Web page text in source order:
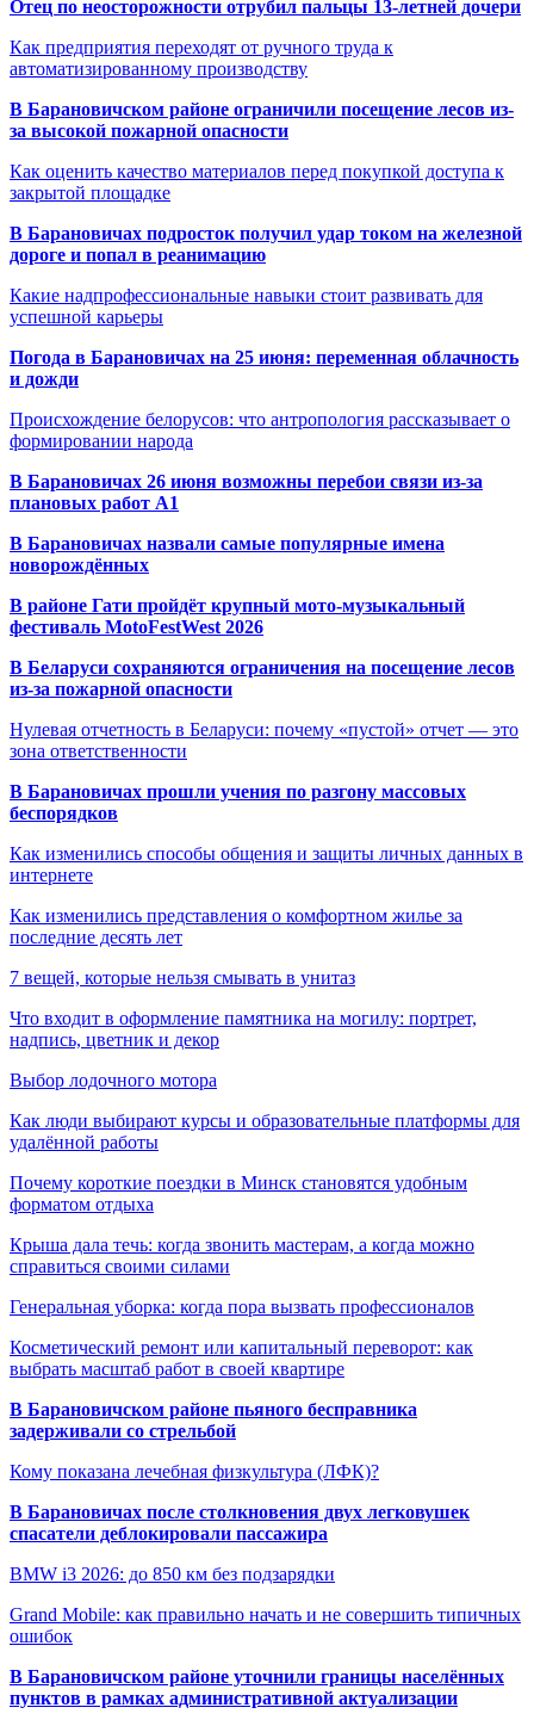
Отец по неосторожности отрубил пальцы 13-летней дочери
Как предприятия переходят от ручного труда к
автоматизированному производству
В Барановичском районе ограничили посещение лесов из-
за высокой пожарной опасности
Как оценить качество материалов перед покупкой доступа к
закрытой площадке
В Барановичах подросток получил удар током на железной
дороге и попал в реанимацию
Какие надпрофессиональные навыки стоит развивать для
успешной карьеры
Погода в Барановичах на 25 июня: переменная облачность
и дожди
Происхождение белорусов: что антропология рассказывает о
формировании народа
В Барановичах 26 июня возможны перебои связи из-за
плановых работ A1
В Барановичах назвали самые популярные имена
новорождённых
В районе Гати пройдёт крупный мото-музыкальный
фестиваль MotoFestWest 2026
В Беларуси сохраняются ограничения на посещение лесов
из-за пожарной опасности
Нулевая отчетность в Беларуси: почему «пустой» отчет — это
зона ответственности
В Барановичах прошли учения по разгону массовых
беспорядков
Как изменились способы общения и защиты личных данных в
интернете
Как изменились представления о комфортном жилье за
последние десять лет
7 вещей, которые нельзя смывать в унитаз
Что входит в оформление памятника на могилу: портрет,
надпись, цветник и декор
Выбор лодочного мотора
Как люди выбирают курсы и образовательные платформы для
удалённой работы
Почему короткие поездки в Минск становятся удобным
форматом отдыха
Крыша дала течь: когда звонить мастерам, а когда можно
справиться своими силами
Генеральная уборка: когда пора вызвать профессионалов
Косметический ремонт или капитальный переворот: как
выбрать масштаб работ в своей квартире
В Барановичском районе пьяного бесправника
задерживали со стрельбой
Кому показана лечебная физкультура (ЛФК)?
В Барановичах после столкновения двух легковушек
спасатели деблокировали пассажира
BMW i3 2026: до 850 км без подзарядки
Grand Mobile: как правильно начать и не совершить типичных
ошибок
В Барановичском районе уточнили границы населённых
пунктов в рамках административной актуализации